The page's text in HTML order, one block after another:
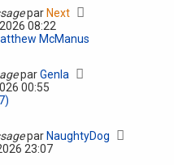
par Next
08:22
McManus
parGenla
00:55
par NaughtyDog
23:07